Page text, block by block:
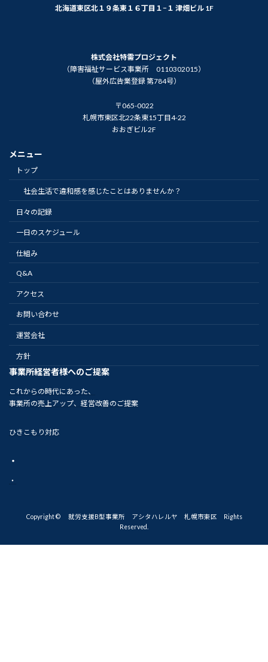
北海道東区北１９条東１６丁目１−１ 津畑ビル 1F
株式会社特需プロジェクト
（障害福祉サービス事業所 0110302015）
（屋外広告業登録 第784号）
〒065-0022
札幌市東区北22条東15丁目4-22
おおぎビル2F
メニュー
トップ
社会生活で違和感を感じたことはありませんか？
日々の記録
一日のスケジュール
仕組み
Q&A
アクセス
お問い合わせ
運営会社
方針
事業所経営者様へのご提案
これからの時代にあった、
事業所の売上アップ、経営改善のご提案
ひきこもり対応
・
・
Copyright © 就労支援B型事業所 アシタハレルヤ 札幌市東区 Rights
Reserved.